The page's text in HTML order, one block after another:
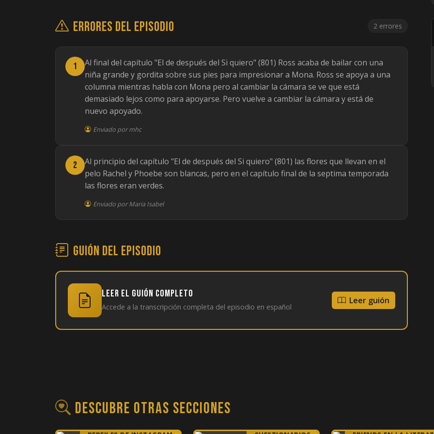
Errores del episodio 2 errores
1
Al final del capítulo "El de después del Si quiero" (801) Ross acaba de bailar con una
niña grande y gordita sobre sus pies para impresionar a Mona. Ross se apoya a una
columna mientras habla con Mona pero al cambiar la cámara se ve que está
demasiado lejos como para apoyarse. Pero vuelve a cambiar la cámara y está de
nuevo apoyado.
Enviado por mhc
2
Al principio del capítulo "El de después del Si quiero" (801) las flores que llevan en el
pelo Rachel y Phoebe son blancas, pero en el capítulo final de la septima temporada
las flores eran verdes.
Enviado por Maria Isabel
Guión del episodio
Leer el guión completo
Accede a la transcripción completa del episodio en español
Leer guión
Descubre otras secciones